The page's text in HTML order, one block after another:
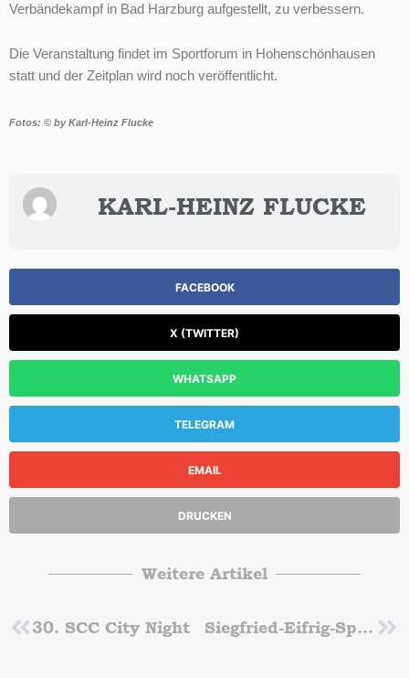
Verbändekampf in Bad Harzburg aufgestellt, zu verbessern.
Die Veranstaltung findet im Sportforum in Hohenschönhausen
statt und der Zeitplan wird noch veröffentlicht.
Fotos: © by Karl-Heinz Flucke
KARL-HEINZ FLUCKE
FACEBOOK
X (TWITTER)
WHATSAPP
TELEGRAM
EMAIL
DRUCKEN
Weitere Artikel
Zurück
30. SCC City Night Siegfried-Eifrig-Sportfest beim SCC Berlin